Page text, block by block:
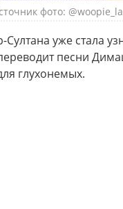
фото:
уже стала
песни
глухонемых.